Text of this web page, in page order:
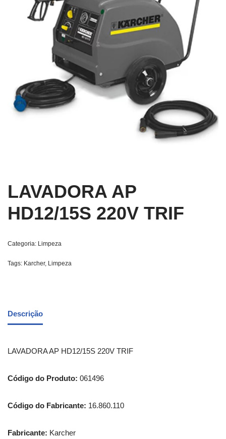
LAVADORA AP
HD12/15S 220V TRIF
Categoria: Limpeza
Tags: Karcher, Limpeza
Descrição
LAVADORA AP HD12/15S 220V TRIF
Código do Produto: 061496
Código do Fabricante: 16.860.110
Fabricante: Karcher